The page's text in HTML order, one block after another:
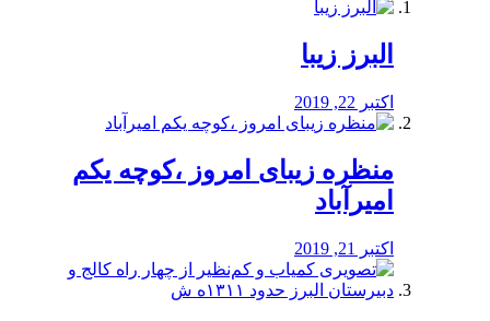
البرز زیبا
اکتبر 22, 2019
منظره‌‌ زیبای امروز ،کوچه یکم
امیرآباد
اکتبر 21, 2019